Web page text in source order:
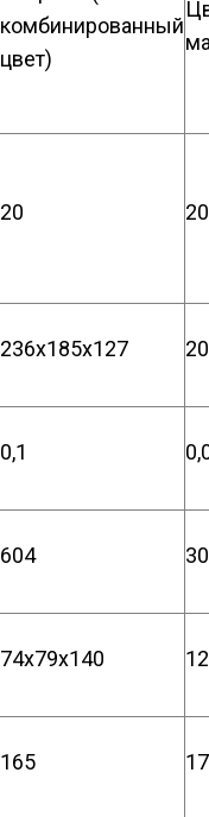
комбинированный
цвет)
20 20
236x185x127
0,1
604
74x79x140
165